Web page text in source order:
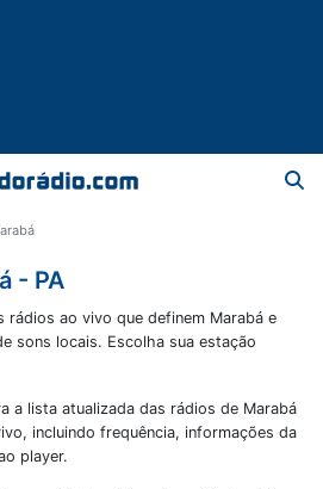
- PA
rádios ao vivo que definem Marabá e
sons locais. Escolha sua estação
a lista atualizada das rádios de Marabá
incluindo frequência, informações da
player.